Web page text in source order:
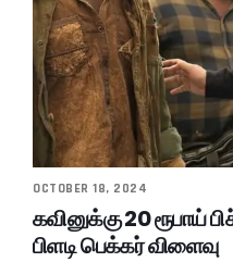
OCTOBER 18, 2024
கவினுக்கு 20
பிளடி பெக்கர் விளைவு